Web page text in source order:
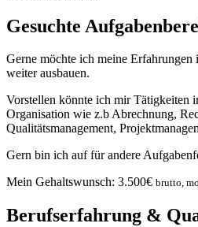
Gesuchte
Gerne möchte ich meine Erfahrungen
weiter ausbauen.
Vorstellen könnte ich mir Tätigkeiten
Organisation wie z.b Abrechnung,
Qualitätsmanagement,
Gern bin ich auf für andere
Mein Gehaltswunsch: 3.500€ brutto,
Berufserfahrung &